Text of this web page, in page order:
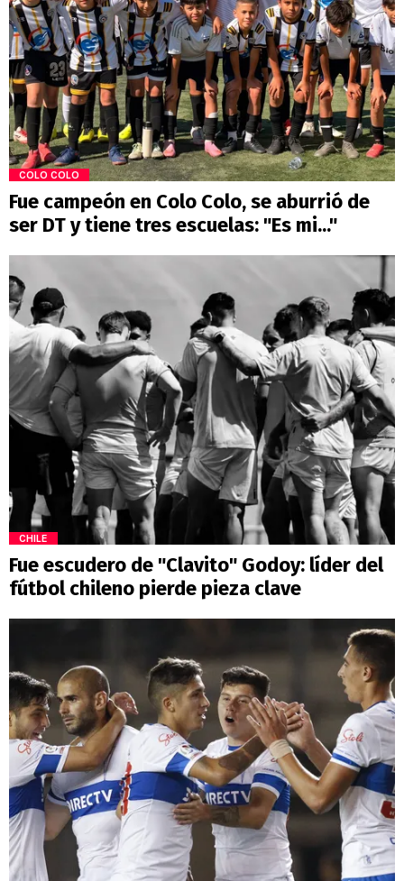
COLO COLO
Fue campeón en Colo Colo, se aburrió de
ser DT y tiene tres escuelas: "Es mi..."
CHILE
Fue escudero de "Clavito" Godoy: líder del
fútbol chileno pierde pieza clave